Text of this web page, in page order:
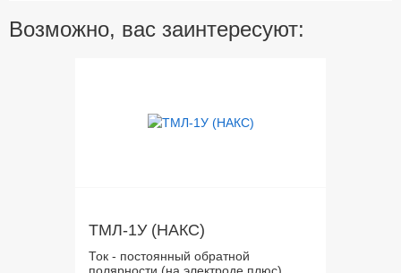
Возможно, вас заинтересуют:
ТМЛ-1У (НАКС)
Ток - постоянный обратной